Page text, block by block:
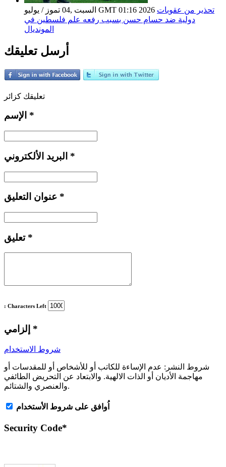
السبت ,04 تموز / يوليو GMT 01:16 2026 تحذير من عقوبات
دولية ضد حسام حسن بسبب رفعه علم فلسطين في
المونديال
أرسل تعليقك
تعليقك كزائر
*
*
*
تعليق *
: Characters Left
*
شروط الاستخدام
شروط النشر: عدم الإساءة للكاتب أو للأشخاص أو للمقدسات أو
مهاجمة الأديان أو الذات الالهية. والابتعاد عن التحريض الطائفي
والعنصري والشتائم.
اُوافق على شروط الأستخدام
Security Code*